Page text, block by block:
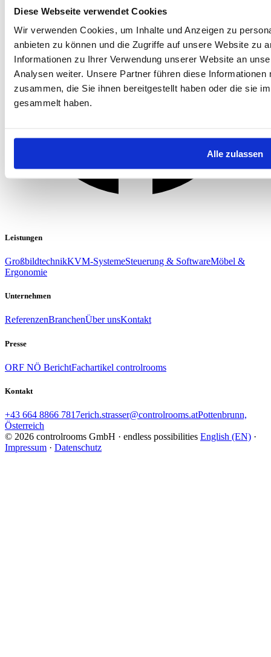
Diese Webseite verwendet Cookies
Wir verwenden Cookies, um Inhalte und Anzeigen zu
anbieten zu können und die Zugriffe auf unsere Website zu
Informationen zu Ihrer Verwendung unserer Website an
Analysen weiter. Unsere Partner führen diese
zusammen, die Sie ihnen bereitgestellt haben oder die sie
gesammelt haben.
Alle zulassen
Leistungen
GroßbildtechnikKVM-SystemeSteuerung & SoftwareMöbel &
Ergonomie
Unternehmen
ReferenzenBranchenÜber unsKontakt
Presse
ORF NÖ BerichtFachartikel controlrooms
Kontakt
+43 664 8866 7817erich.strasser@controlrooms.atPottenbrunn,
Österreich
© 2026 controlrooms GmbH · endless possibilities English (EN) ·
Impressum · Datenschutz